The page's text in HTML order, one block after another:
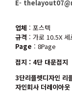
E-
업체 : 포스텍
규격 : 가로 10.5X
Page : 8Page
접지 : 4단 대문접지
3단리플렛디자인 리
자인회사 더레이아웃